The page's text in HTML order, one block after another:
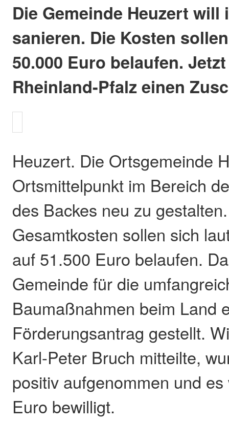
Die Gemeinde Heuzert
sanieren. Die Kosten
50.000 Euro belaufen.
Rheinland-Pfalz einen
Heuzert. Die Ortsgemeinde
Ortsmittelpunkt im Bereich
des Backes neu zu
Gesamtkosten sollen sich
auf 51.500 Euro belaufen.
Gemeinde für die
Baumaßnahmen beim Land
Förderungsantrag gestellt.
Karl-Peter Bruch mitteilte,
positiv aufgenommen und
Euro bewilligt.